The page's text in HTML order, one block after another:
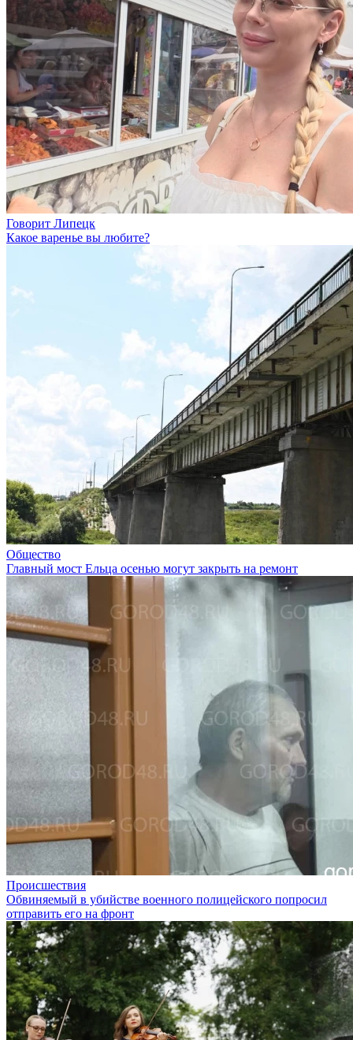
Говорит Липецк
Какое варенье вы любите?
Общество
Главный мост Ельца осенью могут закрыть на ремонт
Происшествия
Обвиняемый в убийстве военного полицейского попросил
отправить его на фронт